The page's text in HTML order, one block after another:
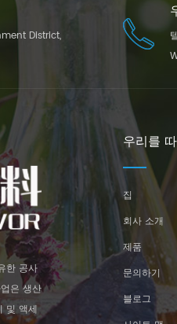
District,
한 공사
은 생산
및 액세
우리를
집
회사 소개
제품
문의하기
블로그